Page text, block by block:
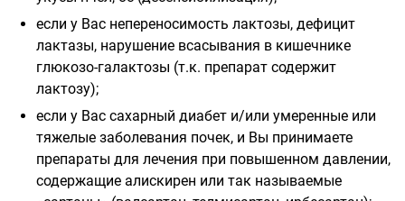
если у Вас непереносимость лактозы, дефицит
лактазы, нарушение всасывания в кишечнике
глюкозо-галактозы (т.к. препарат содержит
лактозу);
если у Вас сахарный диабет и/или умеренные или
тяжелые заболевания почек, и Вы принимаете
препараты для лечения при повышенном давлении,
содержащие алискирен или так называемые